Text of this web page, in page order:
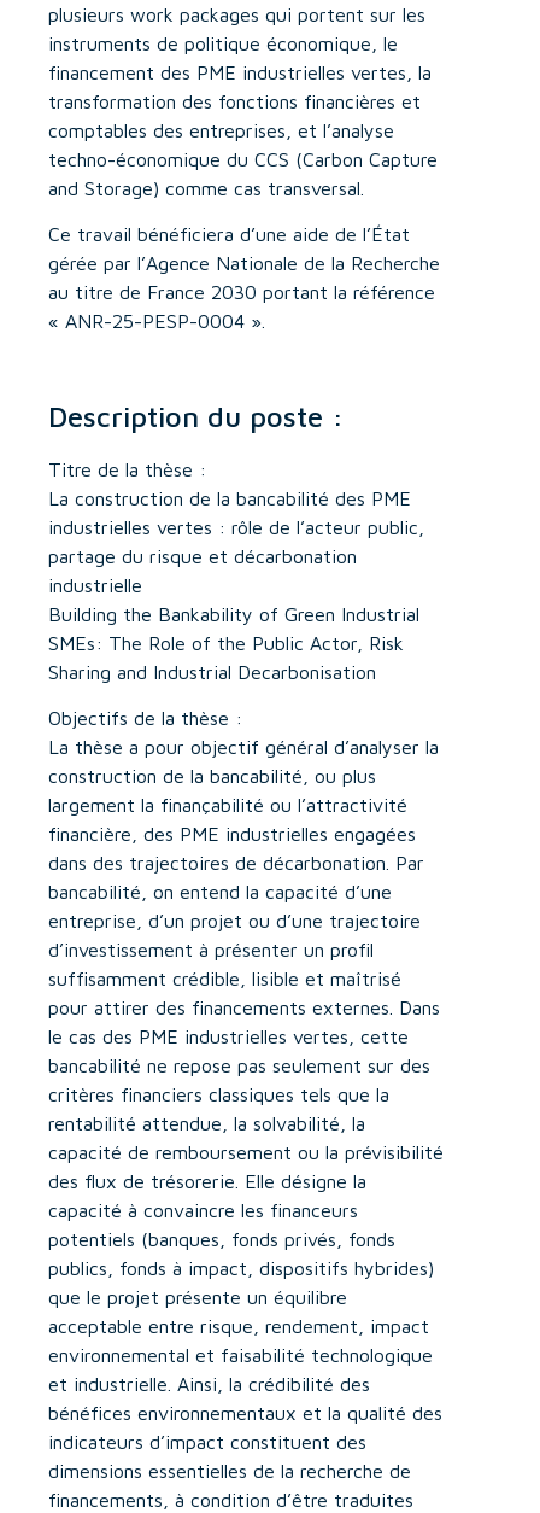
plusieurs work packages qui portent sur les
instruments de politique économique, le
financement des PME industrielles vertes, la
transformation des fonctions financières et
comptables des entreprises, et l’analyse
techno-économique du CCS (Carbon Capture
and Storage) comme cas transversal.
Ce travail bénéficiera d’une aide de l’État
gérée par l’Agence Nationale de la Recherche
au titre de France 2030 portant la référence
« ANR-25-PESP-0004 ».
Description du poste :
Titre de la thèse :
La construction de la bancabilité des PME
industrielles vertes : rôle de l’acteur public,
partage du risque et décarbonation
industrielle
Building the Bankability of Green Industrial
SMEs: The Role of the Public Actor, Risk
Sharing and Industrial Decarbonisation
Objectifs de la thèse :
La thèse a pour objectif général d’analyser la
construction de la bancabilité, ou plus
largement la finançabilité ou l’attractivité
financière, des PME industrielles engagées
dans des trajectoires de décarbonation. Par
bancabilité, on entend la capacité d’une
entreprise, d’un projet ou d’une trajectoire
d’investissement à présenter un profil
suffisamment crédible, lisible et maîtrisé
pour attirer des financements externes. Dans
le cas des PME industrielles vertes, cette
bancabilité ne repose pas seulement sur des
critères financiers classiques tels que la
rentabilité attendue, la solvabilité, la
capacité de remboursement ou la prévisibilité
des flux de trésorerie. Elle désigne la
capacité à convaincre les financeurs
potentiels (banques, fonds privés, fonds
publics, fonds à impact, dispositifs hybrides)
que le projet présente un équilibre
acceptable entre risque, rendement, impact
environnemental et faisabilité technologique
et industrielle. Ainsi, la crédibilité des
bénéfices environnementaux et la qualité des
indicateurs d’impact constituent des
dimensions essentielles de la recherche de
financements, à condition d’être traduites